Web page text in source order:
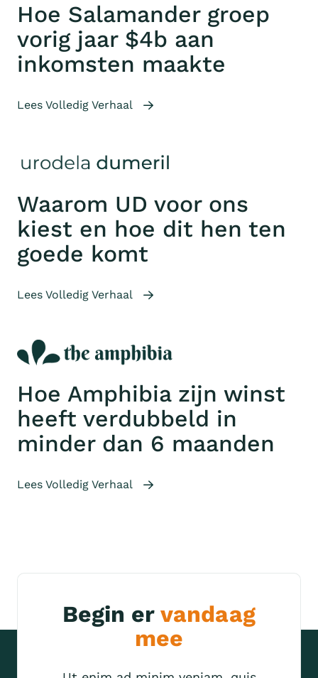
Hoe Salamander groep
vorig jaar $4b aan
inkomsten maakte
Lees Volledig Verhaal
Waarom UD voor ons
kiest en hoe dit hen ten
goede komt
Lees Volledig Verhaal
Hoe Amphibia zijn winst
heeft verdubbeld in
minder dan 6 maanden
Lees Volledig Verhaal
Begin er vandaag
mee